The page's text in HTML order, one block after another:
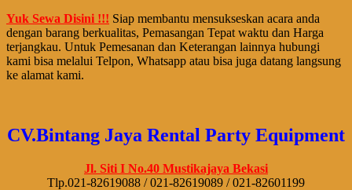
Yuk Sewa Disini !!! Siap membantu mensukseskan acara anda
dengan barang berkualitas, Pemasangan Tepat waktu dan Harga
terjangkau. Untuk Pemesanan dan Keterangan lainnya hubungi
kami bisa melalui Telpon, Whatsapp atau bisa juga datang langsung
ke alamat kami.
CV.Bintang Jaya Rental Party Equipment
Jl. Siti I No.40 Mustikajaya Bekasi
Tlp.021-82619088 / 021-82619089 / 021-82601199